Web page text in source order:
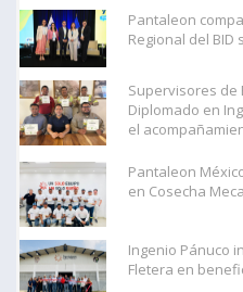
Pantaleon
Regional del
Supervisores de
Diplomado en
el
Pantaleon
en Cosecha
Ingenio Pánuco
Fletera en